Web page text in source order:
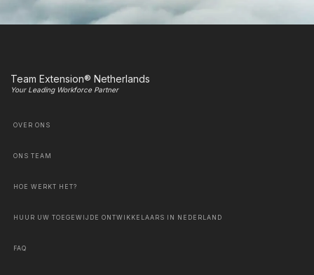
Team Extension® Netherlands
Your Leading Workforce Partner
OVER ONS
ONS TEAM
HOE WERKT HET?
HUUR UW TOEGEWIJDE ONTWIKKELAARS IN NEDERLAND
FAQ